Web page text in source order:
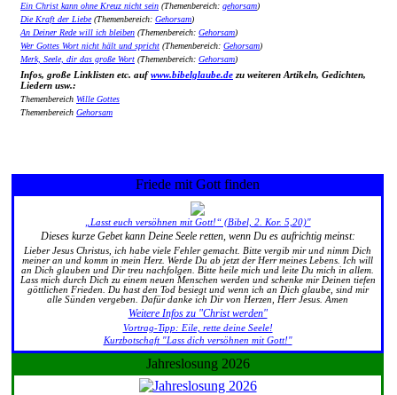
Ein Christ kann ohne Kreuz nicht sein (Themenbereich: gehorsam)
Die Kraft der Liebe(Themenbereich: Gehorsam)
An Deiner Rede will ich bleiben (Themenbereich: Gehorsam)
Wer Gottes Wort nicht hält und spricht (Themenbereich: Gehorsam)
Merk, Seele, dir das große Wort (Themenbereich: Gehorsam)
Infos, große Linklisten etc. aufwww.bibelglaube.de zu weiteren Artikeln, Gedichten,
Liedern usw.:
Themenbereich Wille Gottes
Themenbereich Gehorsam
Friede mit Gott finden
„Lasst euch versöhnen mit Gott!“ (Bibel, 2. Kor. 5,20)"
Dieses kurze Gebet kann Deine Seele retten, wenn Du es aufrichtig meinst:
Lieber Jesus Christus, ich habe viele Fehler gemacht. Bitte vergib mir und nimm Dich
meiner an und komm in mein Herz. Werde Du ab jetzt der Herr meines Lebens. Ich will
an Dich glauben und Dir treu nachfolgen. Bitte heile mich und leite Du mich in allem.
Lass mich durch Dich zu einem neuen Menschen werden und schenke mir Deinen tiefen
göttlichen Frieden. Du hast den Tod besiegt und wenn ich an Dich glaube, sind mir
alle Sünden vergeben. Dafür danke ich Dir von Herzen, Herr Jesus. Amen
Weitere Infos zu "Christ werden"
Vortrag-Tipp: Eile, rette deine Seele!
Kurzbotschaft "Lass dich versöhnen mit Gott!"
Jahreslosung 2026